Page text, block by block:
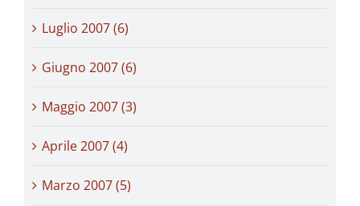
Luglio 2007 (6)
Giugno 2007 (6)
Maggio 2007 (3)
Aprile 2007 (4)
Marzo 2007 (5)